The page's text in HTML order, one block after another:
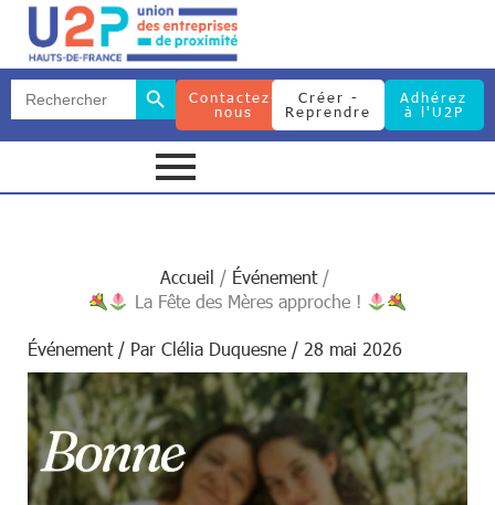
Search
for:
Search Button
Contactez-
nous
Créer -
Reprendre
Adhérez
à l'U2P
Search Search Button
Accueil
Événement
La Fête des Mères approche !
Événement/ Par Clélia Duquesne / 28 mai 2026